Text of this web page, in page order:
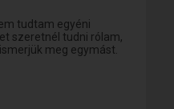
tudtam egyéni
szeretnél tudni rólam,
meg egymást.